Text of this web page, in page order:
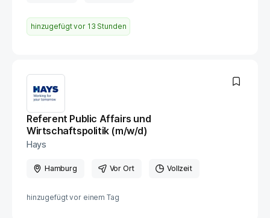
hinzugefügt vor 13 Stunden
Referent Public Affairs und
Wirtschaftspolitik (m/w/d)
Hays
Hamburg Vor Ort Vollzeit
hinzugefügt vor einem Tag